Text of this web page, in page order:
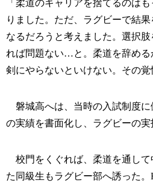
「柔道のキャリアを捨てるのは
りました。ただ、ラグビーで結
なるだろうと考えました。選択
れば問題ない…と。柔道を辞める
剣にやらないといけない。その覚
磐城高へは、当時の入試制度に
の実績を書面化し、ラグビーの実
校門をくぐれば、柔道を通して
た同級生もラグビー部へ誘った